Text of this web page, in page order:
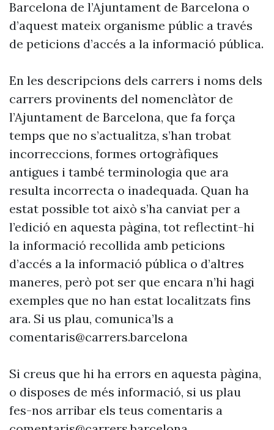
Barcelona de l’Ajuntament de Barcelona o
d’aquest mateix organisme públic a través
de peticions d’accés a la informació pública.
En les descripcions dels carrers i noms dels
carrers provinents del nomenclàtor de
l’Ajuntament de Barcelona, que fa força
temps que no s’actualitza, s’han trobat
incorreccions, formes ortogràfiques
antigues i també terminologia que ara
resulta incorrecta o inadequada. Quan ha
estat possible tot això s’ha canviat per a
l’edició en aquesta pàgina, tot reflectint-hi
la informació recollida amb peticions
d’accés a la informació pública o d’altres
maneres, però pot ser que encara n’hi hagi
exemples que no han estat localitzats fins
ara. Si us plau, comunica’ls a
comentaris@carrers.barcelona
Si creus que hi ha errors en aquesta pàgina,
o disposes de més informació, si us plau
fes-nos arribar els teus comentaris a